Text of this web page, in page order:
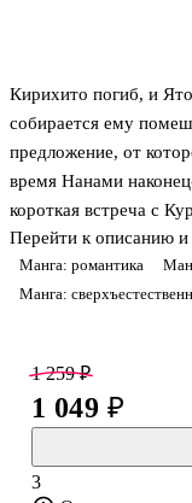
Манга: романтика
Манга:
Кирихито погиб, и
собирается ему
предложение, от
время Нанами
короткая встреча с
Томоэ не сбиться с
человеком?..
Перейти к описанию и
1 259 ₽
1 049 ₽
3